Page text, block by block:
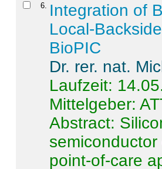
6
Integration of
Local-
BioPIC
Dr. rer. nat.
Laufzeit:
Mittelgeber:
Abstract:
point-of-care